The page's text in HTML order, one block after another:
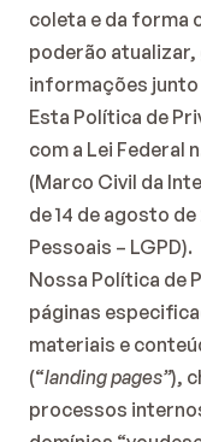
coleta e da forma
poderão
informações
Esta Política de
com a Lei Federal
(Marco Civil da
de 14 de agosto
Pessoais – LGPD).
Nossa Política de
páginas
materiais e
(“landing pages”),
processos